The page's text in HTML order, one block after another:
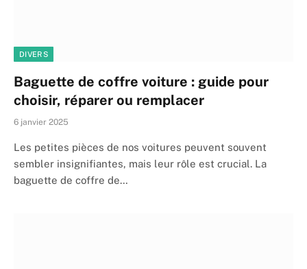
DIVERS
Baguette de coffre voiture : guide pour
choisir, réparer ou remplacer
6 janvier 2025
Les petites pièces de nos voitures peuvent souvent
sembler insignifiantes, mais leur rôle est crucial. La
baguette de coffre de…